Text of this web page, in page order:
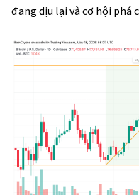
đang dịu lại và cơ hội phá